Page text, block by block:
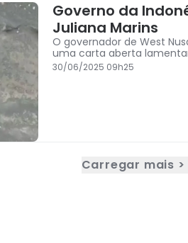
Governo da
Juliana Marins
O governador de West
uma carta aberta
30/06/2025 09h25
Carregar mais >